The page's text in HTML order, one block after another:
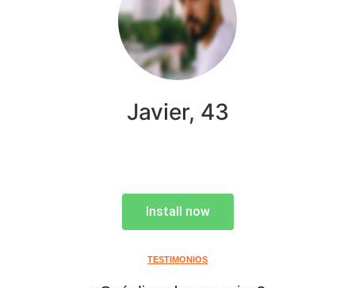
Javier, 43
Install now
TESTIMONIOS